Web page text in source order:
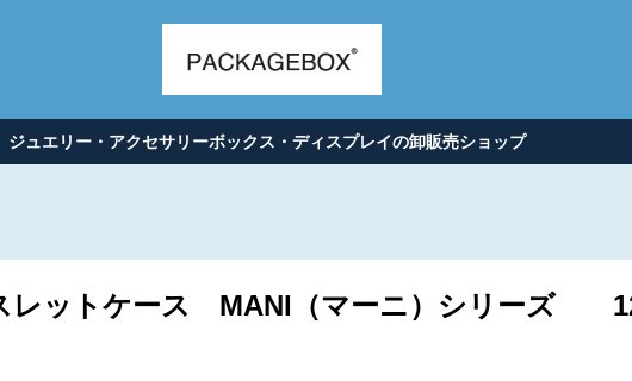
ジュエリー・アクセサリーボックス・ディスプレイの卸販売ショップ
レットケース MANI（マーニ）シリーズ